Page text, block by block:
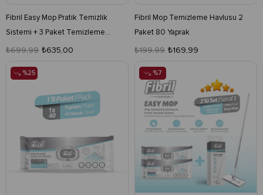
Fibril Easy Mop Pratik Temizlik
Sistemi + 3 Paket Temizleme
Havlusu 120 Yaprak
₺635,00
₺699,99
Fibril Mop Temizleme Havlusu 2
Paket 80 Yaprak
₺169,99
₺199,99
%25 %7